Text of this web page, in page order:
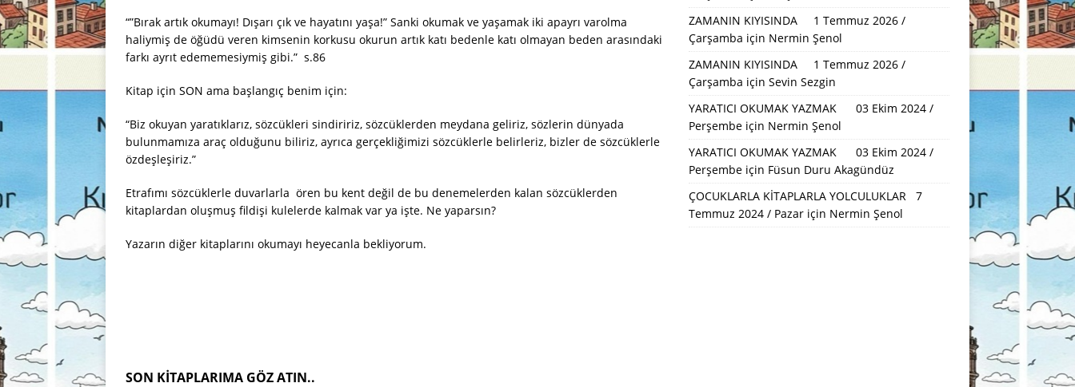
“”Bırak artık okumayı! Dışarı çık ve hayatını yaşa!” Sanki okumak ve yaşamak iki apayrı varolma
haliymiş de öğüdü veren kimsenin korkusu okurun artık katı bedenle katı olmayan beden arasındaki
farkı ayrıt edememesiymiş gibi.” s.86
Kitap için SON ama başlangıç benim için:
“Biz okuyan yaratıklarız, sözcükleri sindiririz, sözcüklerden meydana geliriz, sözlerin dünyada
bulunmamıza araç olduğunu biliriz, ayrıca gerçekliğimizi sözcüklerle belirleriz, bizler de sözcüklerle
özdeşleşiriz.”
Etrafımı sözcüklerle duvarlarla ören bu kent değil de bu denemelerden kalan sözcüklerden
kitaplardan oluşmuş fildişi kulelerde kalmak var ya işte. Ne yaparsın?
Yazarın diğer kitaplarını okumayı heyecanla bekliyorum.
SON KITAPLARIMA GÖZ ATIN..
ZAMANIN KIYISINDA 1 Temmuz 2026 /
Çarşamba için Nermin Şenol
ZAMANIN KIYISINDA 1 Temmuz 2026 /
Çarşamba için Sevin Sezgin
YARATICI OKUMAK YAZMAK 03 Ekim 2024 /
Perşembeiçin Nermin Şenol
YARATICI OKUMAK YAZMAK 03 Ekim 2024 /
Perşembeiçin Füsun Duru Akagündüz
ÇOCUKLARLA KİTAPLARLA YOLCULUKLAR 7
Temmuz 2024 / Pazariçin Nermin Şenol